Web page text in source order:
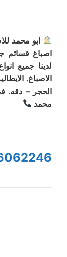
ابو محمد
اصباغ قسائم
لدينا جميع
الاصباغ.
الحجر – دقه.
محمد